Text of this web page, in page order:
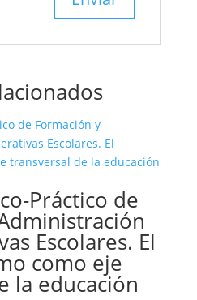
Práctico de
Escolares. El
como eje
la educación